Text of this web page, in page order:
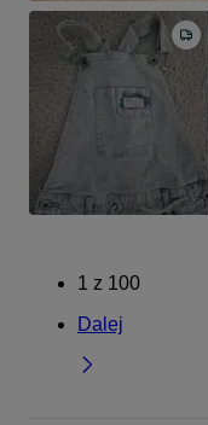
1 z 100
Dalej